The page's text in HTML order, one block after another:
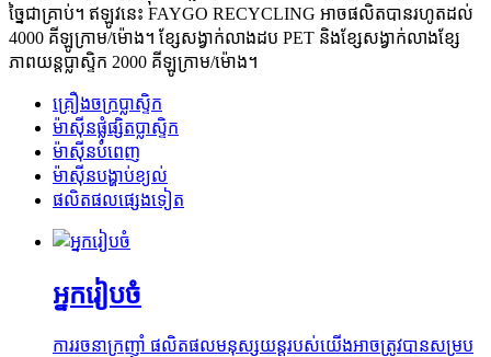
ច្នៃជាគ្រាប់។ ឥឡូវនេះ FAYGO RECYCLING អាចផលិតបានរហូតដល់
4000 គីឡូក្រាម/ម៉ោង។ ខ្សែសង្វាក់លាងដប PET និងខ្សែសង្វាក់លាងខ្សែ
ភាពយន្តប្លាស្ទិក 2000 គីឡូក្រាម/ម៉ោង។
គ្រឿងចក្រប្លាស្ទិក
ម៉ាស៊ីនផ្លុំផ្សិតប្លាស្ទិក
ម៉ាស៊ីនបំពេញ
ម៉ាស៊ីនបង្ហាប់ខ្យល់
ផលិតផលផ្សេងទៀត
អ្នករៀបចំ
ការរចនាក្រញ៉ាំ ផលិតផលមនុស្សយន្តរបស់យើងអាចត្រូវបានសម្រប